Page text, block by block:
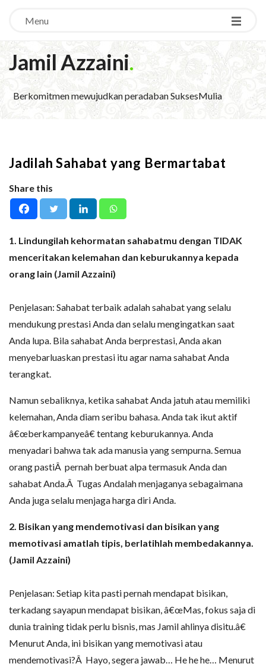
Menu
Jamil Azzaini.
Berkomitmen mewujudkan peradaban SuksesMulia
Jadilah Sahabat yang Bermartabat
Share this
1. Lindungilah kehormatan sahabatmu dengan TIDAK
menceritakan kelemahan dan keburukannya kepada
orang lain (Jamil Azzaini)
Penjelasan: Sahabat terbaik adalah sahabat yang selalu
mendukung prestasi Anda dan selalu mengingatkan saat
Anda lupa. Bila sahabat Anda berprestasi, Anda akan
menyebarluaskan prestasi itu agar nama sahabat Anda
terangkat.
Namun sebaliknya, ketika sahabat Anda jatuh atau memiliki
kelemahan, Anda diam seribu bahasa. Anda tak ikut aktif
â€œberkampanyeâ€ tentang keburukannya. Anda
menyadari bahwa tak ada manusia yang sempurna. Semua
orang pastiÂ pernah berbuat alpa termasuk Anda dan
sahabat Anda.Â Tugas Andalah menjaganya sebagaimana
Anda juga selalu menjaga harga diri Anda.
2. Bisikan yang mendemotivasi dan bisikan yang
memotivasi amatlah tipis, berlatihlah membedakannya.
(Jamil Azzaini)
Penjelasan: Setiap kita pasti pernah mendapat bisikan,
terkadang sayapun mendapat bisikan, â€œMas, fokus saja di
dunia training tidak perlu bisnis, mas Jamil ahlinya disitu.â€
Menurut Anda, ini bisikan yang memotivasi atau
mendemotivasi?Â Hayo, segera jawab… He he he… Menurut